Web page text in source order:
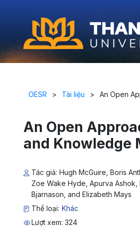
OESR > Tài liệu > An Open
An Open
and Knowledge
Tác giả: Hugh McGuire, Boris
Zoe Wake Hyde, Apurva Ashok,
Bjarnason, and Elizabeth Mays
Thể loại: Khác
Lượt xem: 324